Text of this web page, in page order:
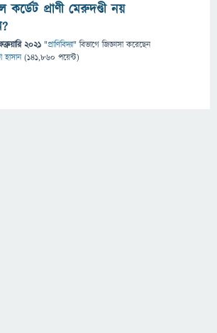
প্রাণী মেরুদণ্ডী নয়
2021 "প্রাণিবিদ্যা" বিভাগে জিজ্ঞাসাকরেছেন
হাসান (141,860 পয়েন্ট)